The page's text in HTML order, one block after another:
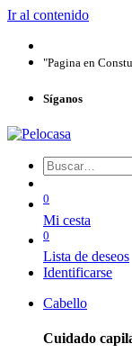
Ir al contenido
"Pagina en
Síganos
0
Mi cesta
0
Lista de deseos
Identificarse
Cabello
Cuidado